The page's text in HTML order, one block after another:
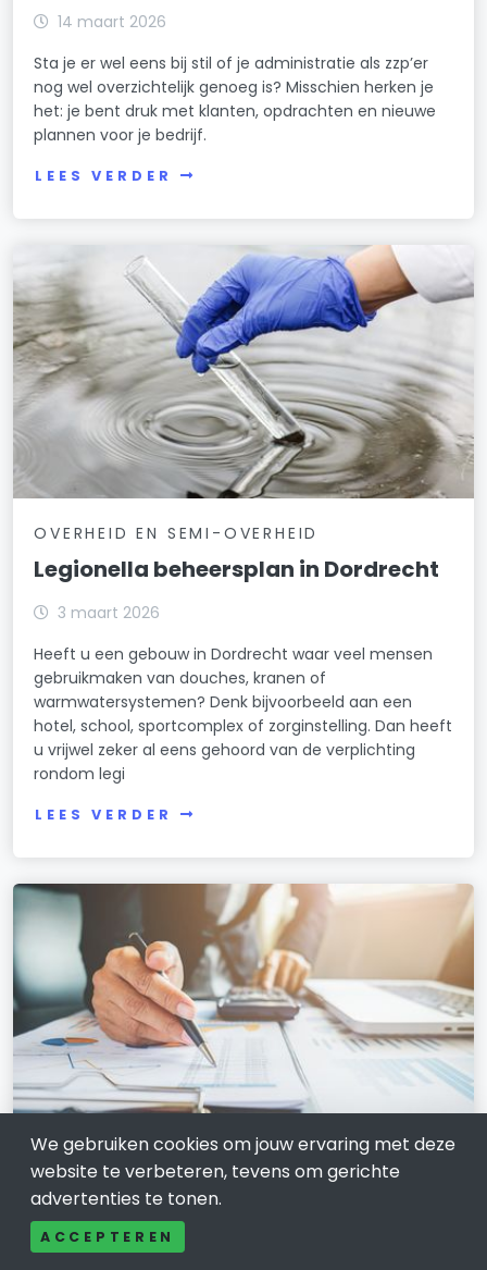
14 maart 2026
Sta je er wel eens bij stil of je administratie als zzp’er
nog wel overzichtelijk genoeg is? Misschien herken je
het: je bent druk met klanten, opdrachten en nieuwe
plannen voor je bedrijf.
LEES VERDER
OVERHEID EN SEMI-OVERHEID
Legionella beheersplan in Dordrecht
3 maart 2026
Heeft u een gebouw in Dordrecht waar veel mensen
gebruikmaken van douches, kranen of
warmwatersystemen? Denk bijvoorbeeld aan een
hotel, school, sportcomplex of zorginstelling. Dan heeft
u vrijwel zeker al eens gehoord van de verplichting
rondom legi
LEES VERDER
ZAKELIJKE DIENSTVERLENING
Boekhouder in Maassluis en
omgeving: rustig overzicht in uw
We gebruiken cookies om jouw ervaring met deze
website te verbeteren, tevens om gerichte
advertenties te tonen.
ACCEPTEREN